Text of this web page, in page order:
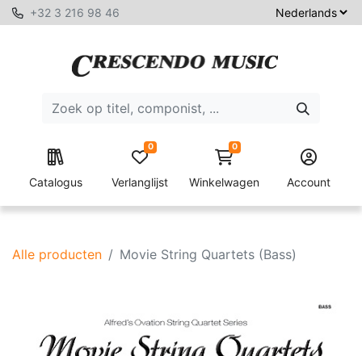
+32 3 216 98 46
Catalogus Verlanglijst
0 0
Winkelwagen Account
Alle producten Movie String Quartets (Bass)